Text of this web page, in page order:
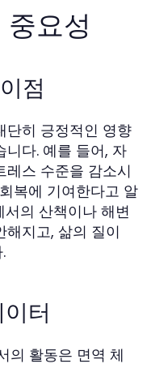
요성
점
단히 긍정적인 영향
다. 예를 들어, 자
레스 수준을 감소시
복에 기여한다고 알
의 산책이나 해변
지고, 삶의 질이
터
의 활동은 면역 체